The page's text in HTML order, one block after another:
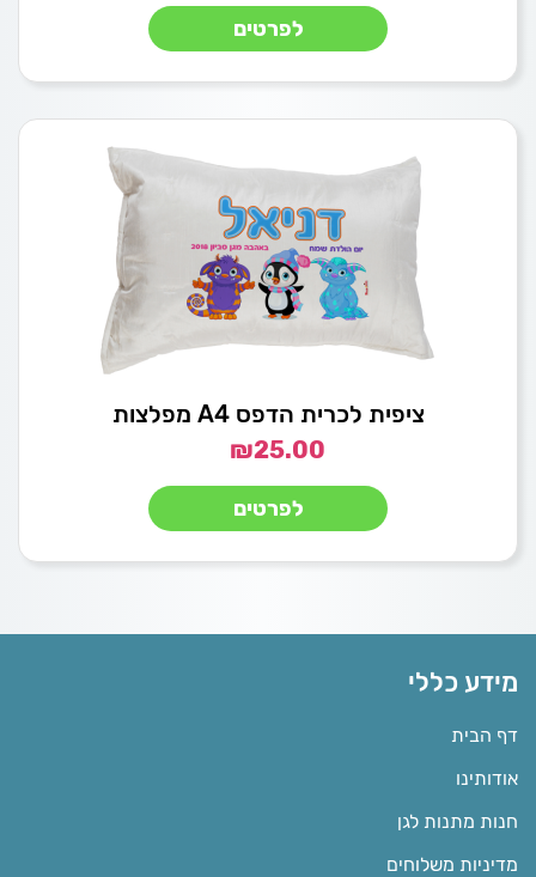
לפרטים
ציפית לכרית הדפס A4 מפלצות
₪25.00
לפרטים
מידע כללי
דף הבית
אודותינו
חנות מתנות לגן
מדיניות משלוחים